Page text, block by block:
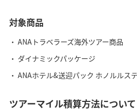
対象商品
ANAトラベラーズ海外ツアー商品
ダイナミックパッケージ
ANAホテル&送迎パック ホノルルス
ツアーマイル積算方法について